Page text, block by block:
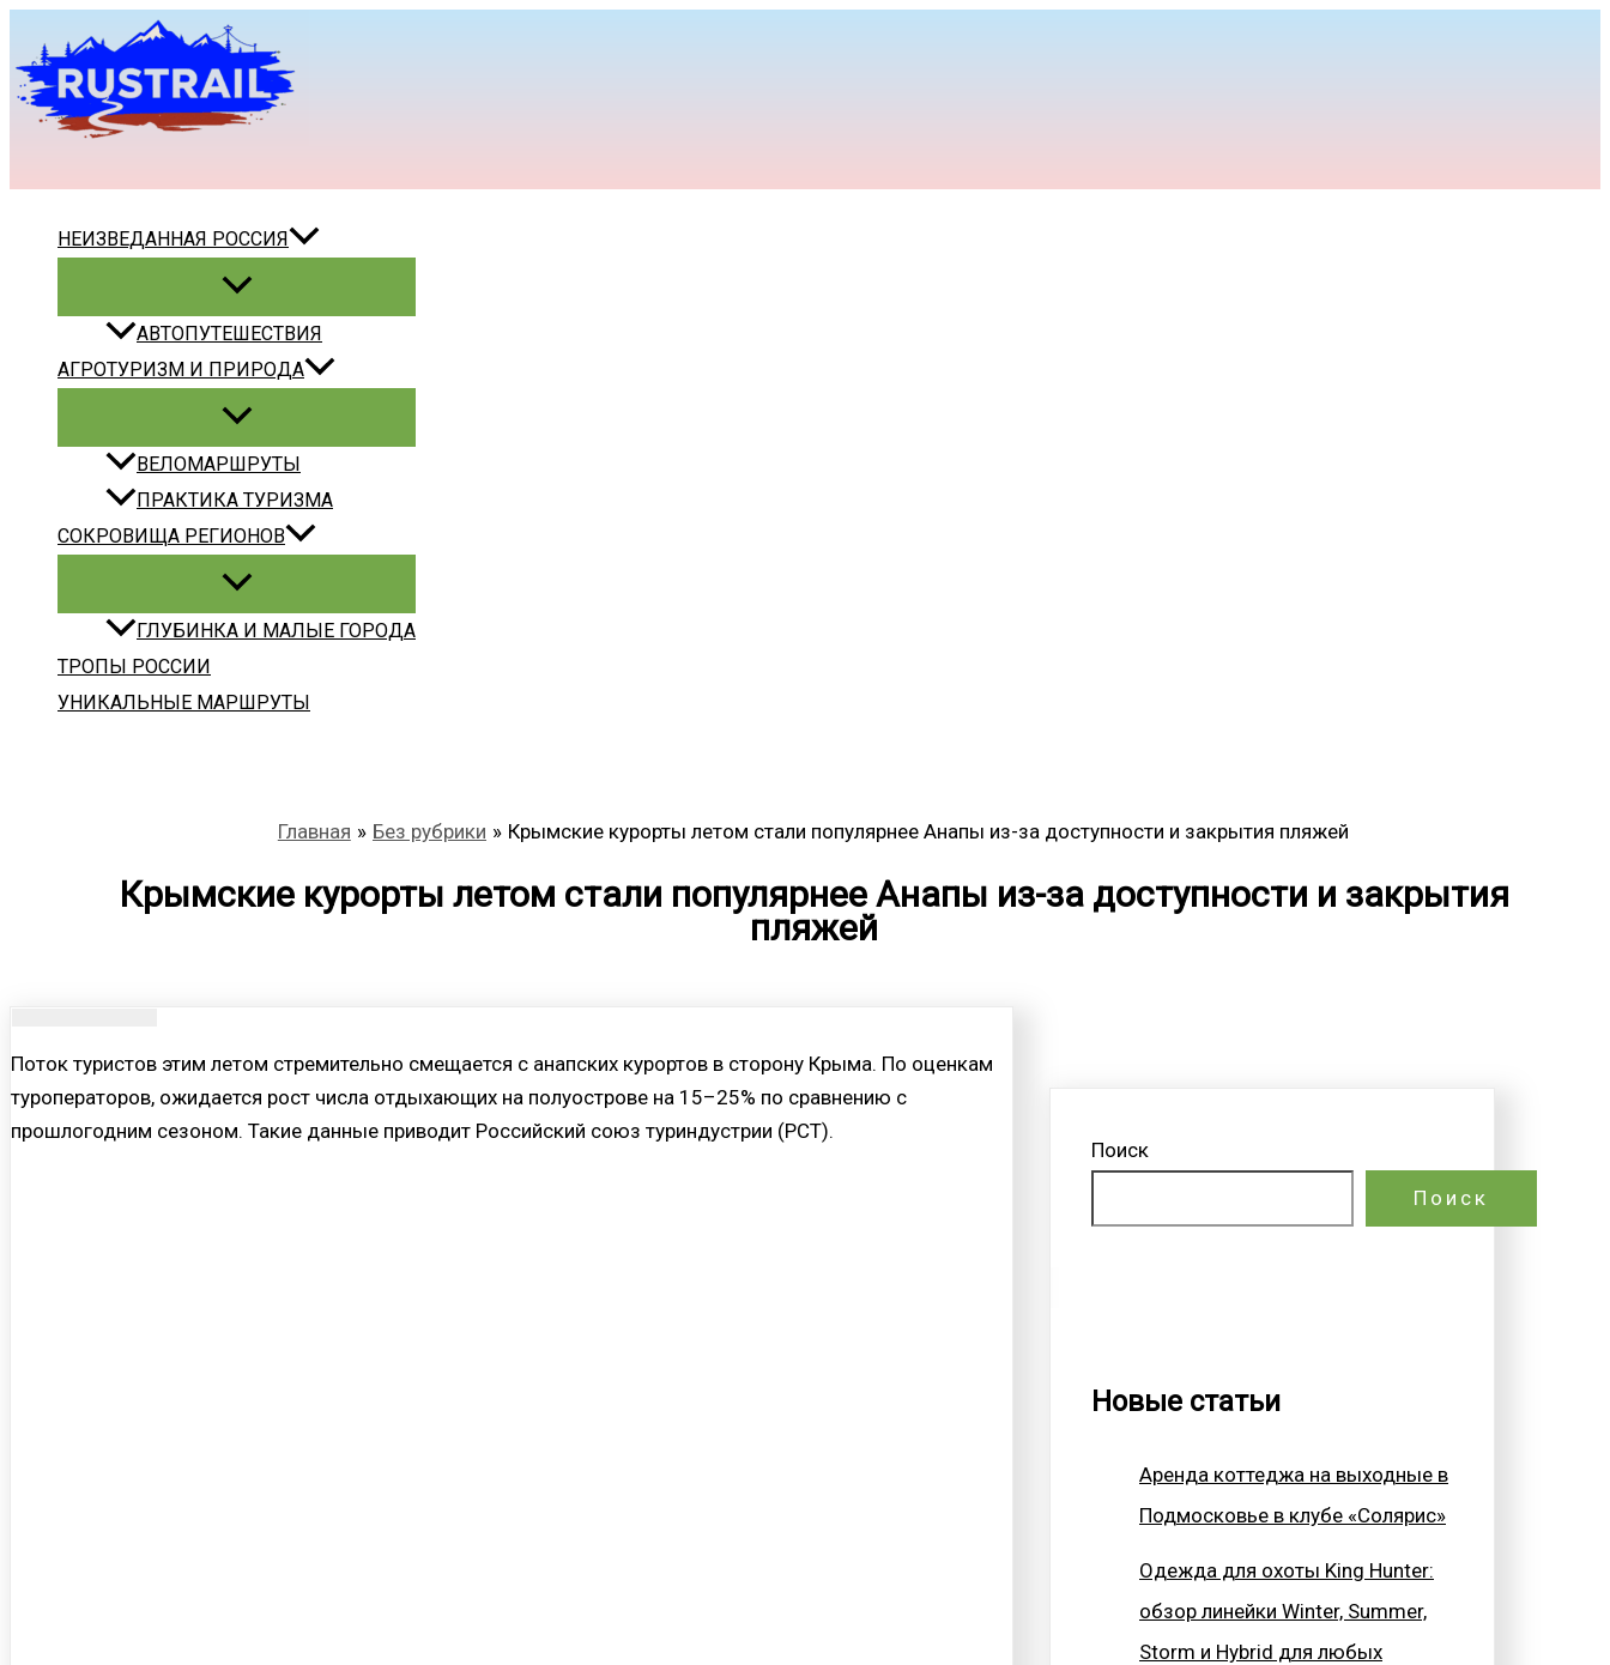
содержимому
НЕИЗВЕДАННАЯ РОССИЯ
АВТОПУТЕШЕСТВИЯ
АГРОТУРИЗМ И ПРИРОДА
ВЕЛОМАРШРУТЫ
ПРАКТИКА ТУРИЗМА
СОКРОВИЩА РЕГИОНОВ
ГЛУБИНКА И МАЛЫЕ ГОРОДА
ТРОПЫ РОССИИ
УНИКАЛЬНЫЕ МАРШРУТЫ
Главная Без рубрики Крымские курорты летом стали популярнее Анапы из-за доступности и закрытия пляжей
Крымские курорты летом стали популярнее Анапы из-за доступности и закрытия
пляжей
Поток туристов этим летом стремительно смещается с анапских курортов в сторону Крыма. По оценкам
туроператоров, ожидается рост числа отдыхающих на полуострове на 15–25% по сравнению с
прошлогодним сезоном. Такие данные приводит Российский союз туриндустрии (РСТ).
Поиск
Поиск
Новые статьи
Аренда коттеджа на выходные в
Подмосковье в клубе «Солярис»
Одежда для охоты King Hunter:
обзор линейки Winter, Summer,
Storm и Hybrid для любых